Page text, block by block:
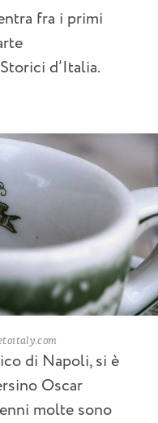
fra i primi
d’Italia.
di Napoli, si è
Oscar
molte sono